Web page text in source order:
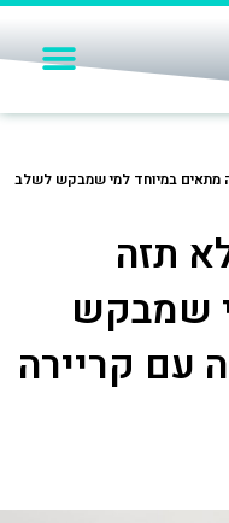
במיוחד למי שמבקש לשלב
תזה
שמבקש
עם קריירה